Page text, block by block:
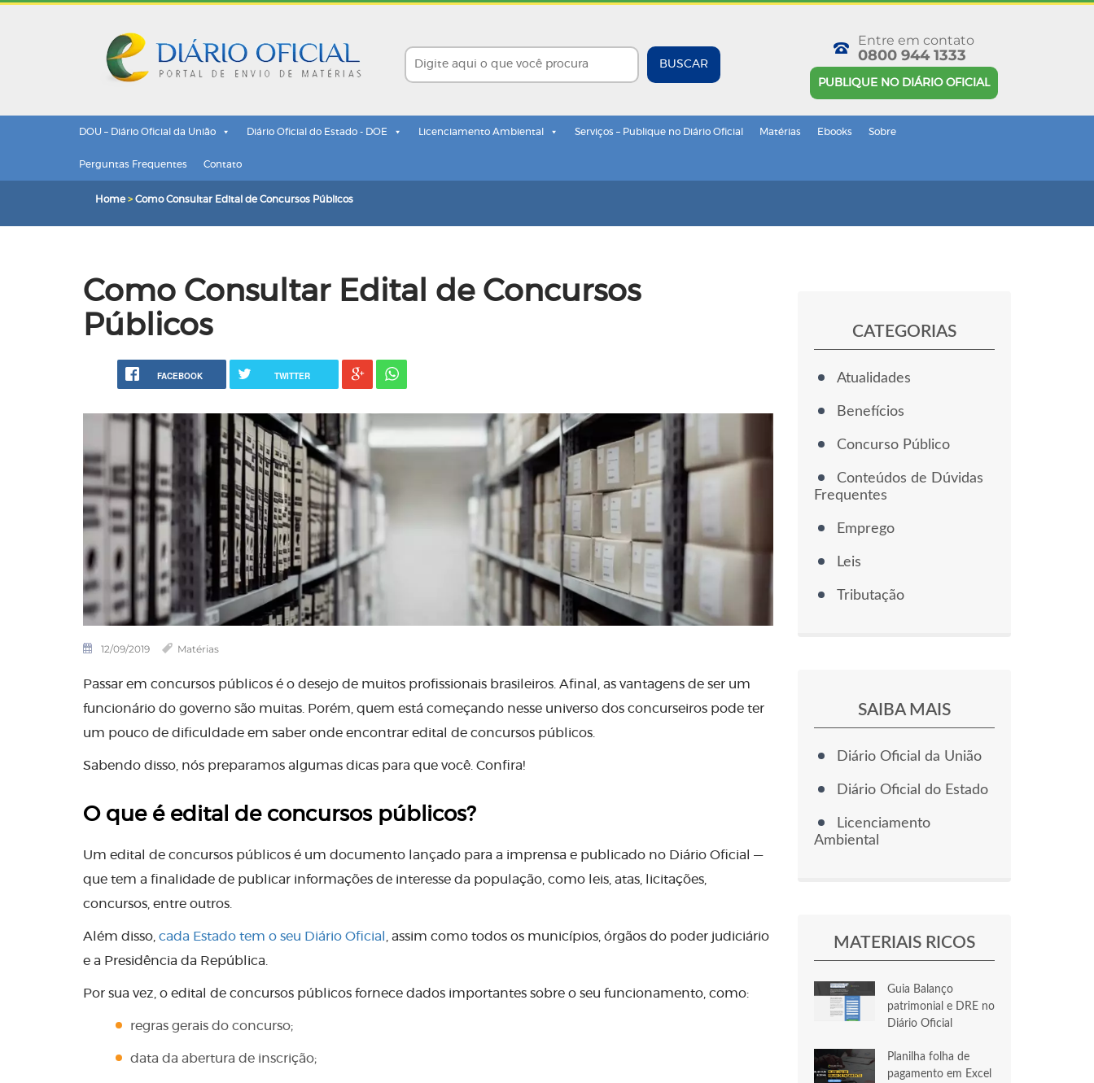
BUSCAR
Entre em contato
0800 944 1333
PUBLIQUE NO DIÁRIO OFICIAL
DOU – Diário Oficial da União Diário Oficial do Estado - DOE Licenciamento Ambiental Serviços – Publique no Diário Oficial Matérias Ebooks Sobre
Perguntas Frequentes Contato
Home > Como Consultar Edital de Concursos Públicos
Como Consultar Edital de Concursos
Públicos
FACEBOOK TWITTER
12/09/2019 Matérias
Passar em concursos públicos é o desejo de muitos profissionais brasileiros. Afinal, as vantagens de ser um
funcionário do governo são muitas. Porém, quem está começando nesse universo dos concurseiros pode ter
um pouco de dificuldade em saber onde encontrar edital de concursos públicos.
Sabendo disso, nós preparamos algumas dicas para que você. Confira!
O que é edital de concursos públicos?
Um edital de concursos públicos é um documento lançado para a imprensa e publicado no Diário Oficial —
que tem a finalidade de publicar informações de interesse da população, como leis, atas, licitações,
concursos, entre outros.
Além disso, cada Estado tem o seu Diário Oficial
, assim como todos os municípios, órgãos do poder judiciário
e a Presidência da República.
Por sua vez, o edital de concursos públicos fornece dados importantes sobre o seu funcionamento, como:
regras gerais do concurso;
data da abertura de inscrição;
CATEGORIAS
Atualidades
Benefícios
Concurso Público
Conteúdos de Dúvidas
Frequentes
Emprego
Leis
Tributação
SAIBA MAIS
Diário Oficial da União
Diário Oficial do Estado
Licenciamento
Ambiental
MATERIAIS RICOS
Guia Balanço
patrimonial e DRE no
Diário Oficial
Planilha folha de
pagamento em Excel